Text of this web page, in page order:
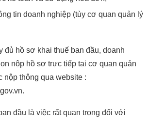
tin doanh nghiệp (tùy cơ quan quản lý
đủ hồ sơ khai thuế ban đầu, doanh
nộp hồ sơ trực tiếp tại cơ quan quản
nộp thông qua website :
đầu là việc rất quan trọng đối với